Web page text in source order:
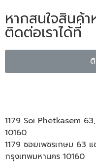
หากสนใจสินค้
ติดต่อเราได้ที่
1179 Soi Phetkasem
10160
1179 ซอยเพชรเกษม 63
กรุงเทพมหานคร 10160